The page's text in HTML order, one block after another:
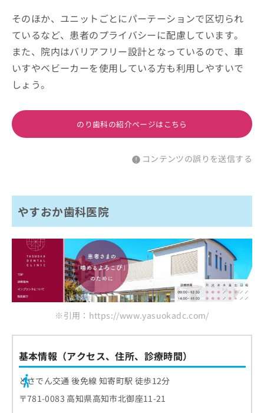
そのほか、ユニットごとにパーテーションで区切られ
ているなど、患者のプライバシーに配慮しています。
また、院内はバリアフリー設計となっているので、車
いすやベビーカーを使用している方も利用しやすいで
しょう。
のり歯科の紹介ページはこちら
コンテンツの誤りを送信する
やすおか歯科医院
※引用：https://www.yasuokadc.com/
基本情報（アクセス、住所、診療時間）
とさでん交通 後免線 知寄町駅 徒歩12分
〒781-0083 高知県高知市北御座11-21